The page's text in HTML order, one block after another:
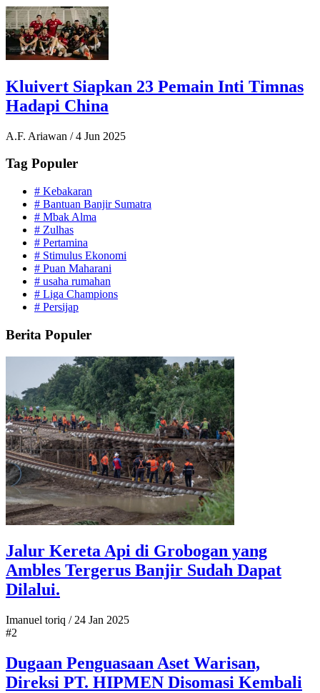
Kluivert Siapkan 23 Pemain Inti Timnas
Hadapi China
A.F. Ariawan / 4 Jun 2025
Tag Populer
# Kebakaran
# Bantuan Banjir Sumatra
# Mbak Alma
# Zulhas
# Pertamina
# Stimulus Ekonomi
# Puan Maharani
# usaha rumahan
# Liga Champions
# Persijap
Berita Populer
Jalur Kereta Api di Grobogan yang
Ambles Tergerus Banjir Sudah Dapat
Dilalui.
Imanuel toriq / 24 Jan 2025
#2
Dugaan Penguasaan Aset Warisan,
Direksi PT. HIPMEN Disomasi Kembali